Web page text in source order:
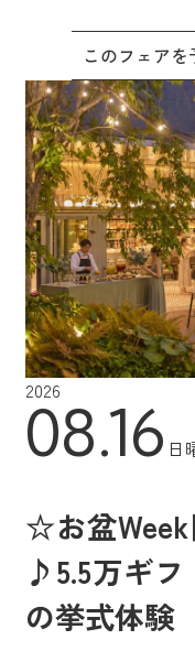
このフェアを
2026
08.16 日
☆お盆
♪5.5万ギ
の挙式体験